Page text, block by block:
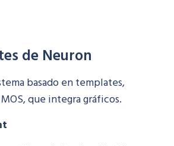
de Neuron
basado en templates,
que integra gráficos.